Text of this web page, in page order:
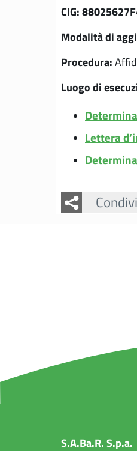
CIG:
Modalità di
Procedura:
Luogo di
Lettera
Facebook
Twitter
S.A.Ba.R. S.p.a.